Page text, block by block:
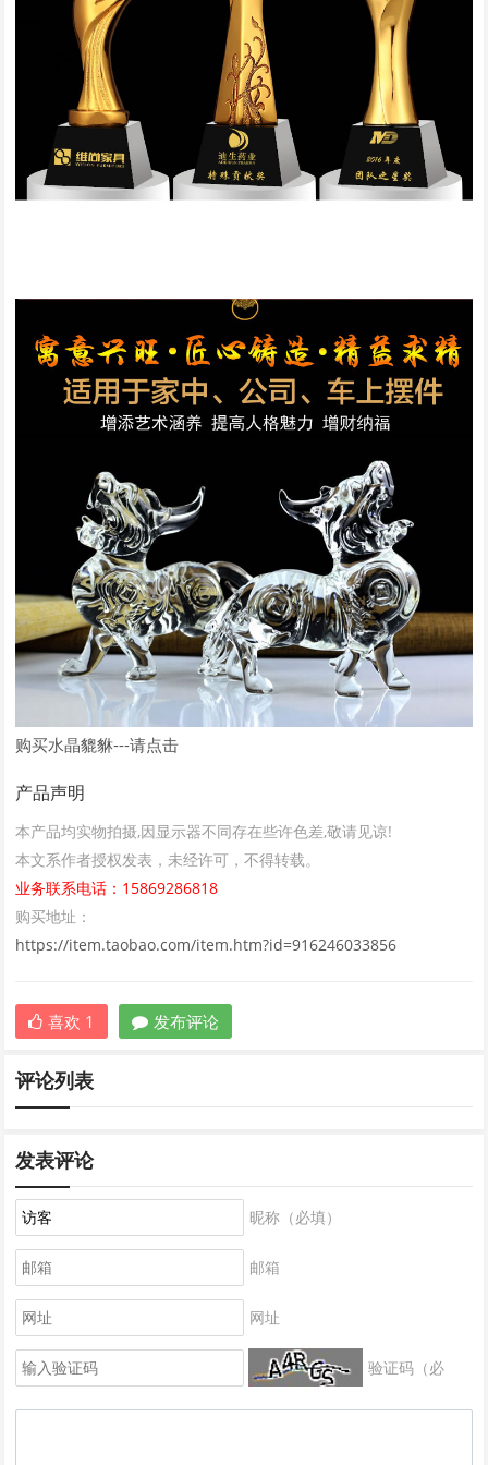
购买水晶貔貅---请点击
产品声明
本产品均实物拍摄,因显示器不同存在些许色差,敬请见谅!
本文系作者授权发表，未经许可，不得转载。
业务联系电话：15869286818
购买地址：
https://item.taobao.com/item.htm?id=916246033856
喜欢 1 发布评论
评论列表
发表评论
昵称（必填）
邮箱
网址
验证码（必
填）